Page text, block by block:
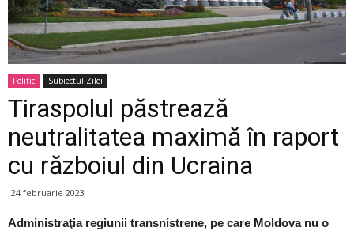
Politic Subiectul Zilei
Tiraspolul păstrează
neutralitatea maximă în raport
cu războiul din Ucraina
24 februarie 2023
Administraţia regiunii transnistrene, pe care Moldova nu o